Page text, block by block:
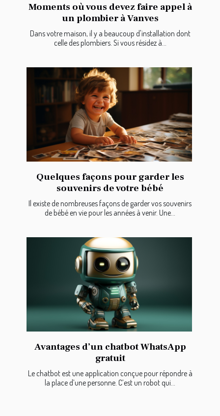
Moments où vous devez faire appel à
un plombier à Vanves
Dans votre maison, il y a beaucoup d'installation dont
celle des plombiers. Si vous résidez à...
Quelques façons pour garder les
souvenirs de votre bébé
Il existe de nombreuses façons de garder vos souvenirs
de bébé en vie pour les années à venir. Une...
Avantages d’un chatbot WhatsApp
gratuit
Le chatbot est une application conçue pour répondre à
la place d’une personne. C’est un robot qui...